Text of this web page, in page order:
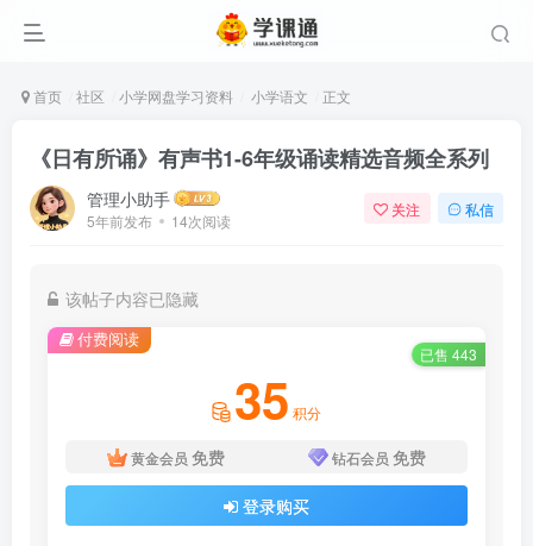
首页 社区 小学网盘学习资料 小学语文 正文
《日有所诵》有声书1-6年级诵读精选音频全系列
管理小助手
5年前发布 14次阅读
关注 私信
该帖子内容已隐藏
付费阅读
已售 443
35 积分
黄金会员 免费 钻石会员 免费
登录购买